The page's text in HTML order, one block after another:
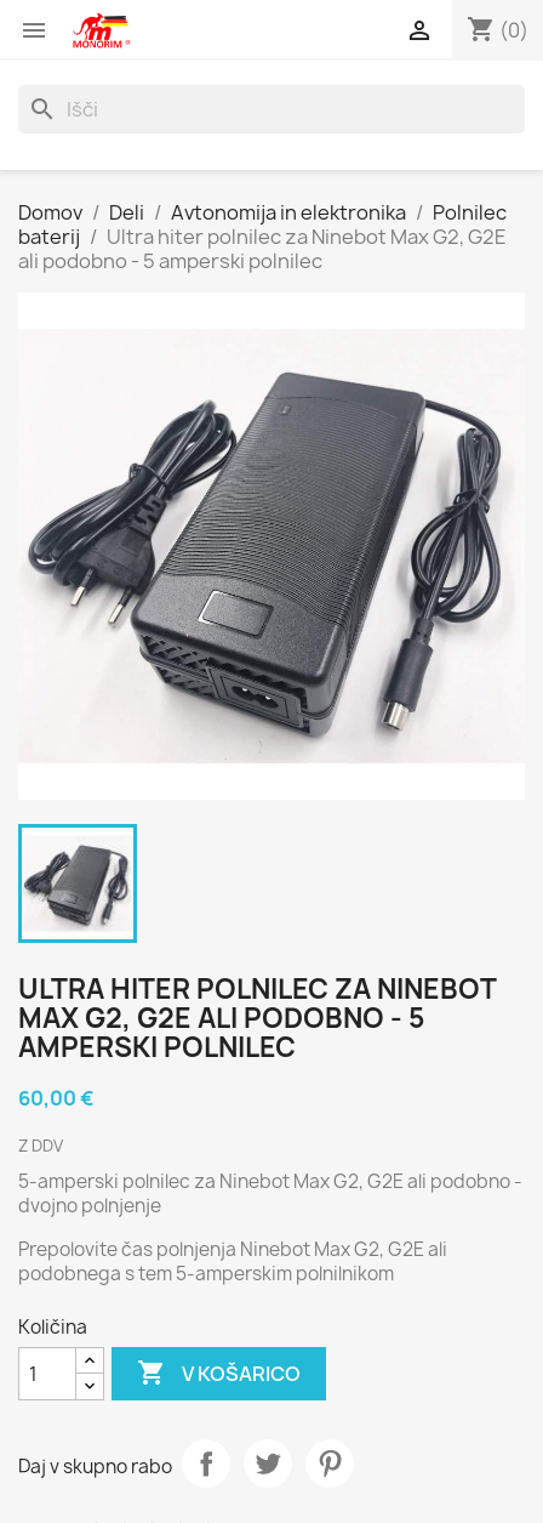
 shopping_cart (0)

search
Domov Deli Avtonomija in elektronika
Polnilec
baterij
Ultra hiter polnilec za Ninebot Max G2, G2E
ali podobno - 5 amperski polnilec
ULTRA HITER POLNILEC ZA NINEBOT
MAX G2, G2E ALI PODOBNO - 5
AMPERSKI POLNILEC
60,00 €
Z DDV
5-amperski polnilec za Ninebot Max G2, G2E ali podobno -
dvojno polnjenje
Prepolovite čas polnjenja Ninebot Max G2, G2E ali
podobnega s tem 5-amperskim polnilnikom
Količina
 V KOŠARICO
Daj v skupno rabo